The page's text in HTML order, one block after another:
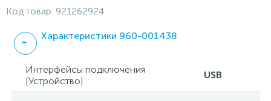
Код товар: 921262924
Характеристики 960-001438
Интерфейсы подключения
[Устройство]
USB